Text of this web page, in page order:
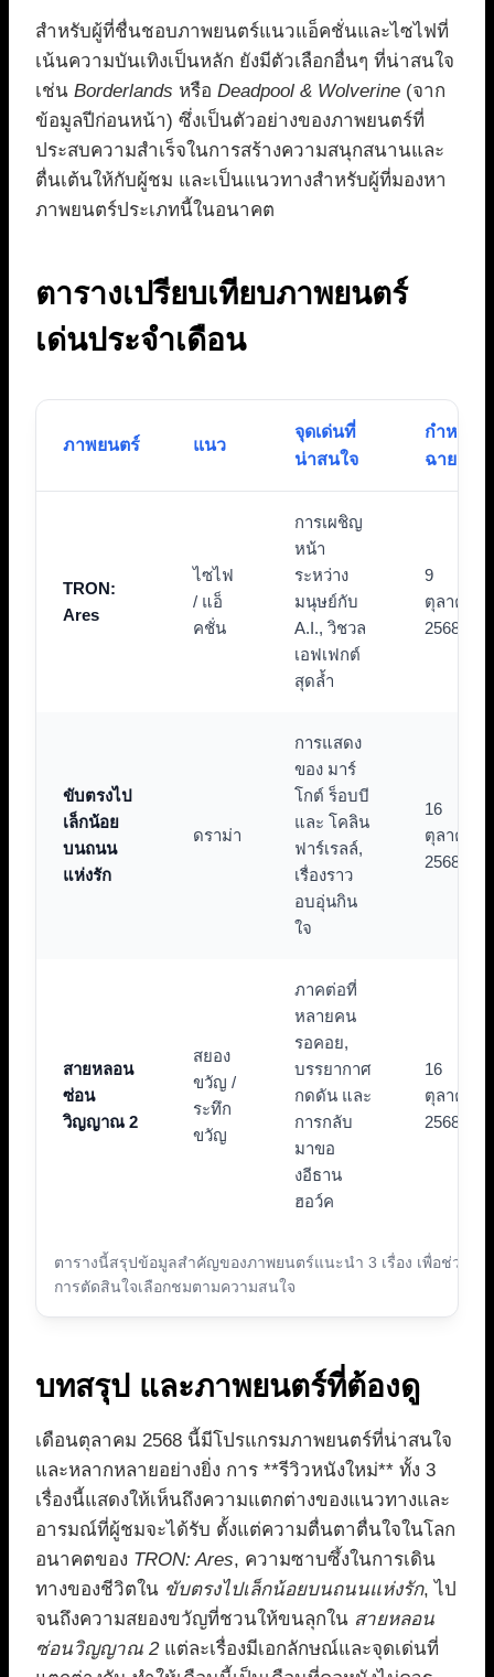
สำหรับผู้ที่ชื่นชอบภาพยนตร์แนวแอ็คชั่นและไซไฟที่
เน้นความบันเทิงเป็นหลัก ยังมีตัวเลือกอื่นๆ ที่น่าสนใจ
เช่น Borderlands หรือ Deadpool & Wolverine (จาก
ข้อมูลปีก่อนหน้า) ซึ่งเป็นตัวอย่างของภาพยนตร์ที่
ประสบความสำเร็จในการสร้างความสนุกสนานและ
ตื่นเต้นให้กับผู้ชม และเป็นแนวทางสำหรับผู้ที่มองหา
ภาพยนตร์ประเภทนี้ในอนาคต
ตารางเปรียบเทียบภาพยนตร์
เด่นประจำเดือน
ตารางนี้สรุปข้อมูลสำคัญของภาพยนตร์แนะนำ 3 เรื่อง เพื่อช่วยใน
การตัดสินใจเลือกชมตามความสนใจ
ภาพยนตร์ แนว
จุดเด่นที่
น่าสนใจ
กำหนด
ฉาย
TRON:
Ares
ไซไฟ
/ แอ็
คชั่น
การเผชิญ
หน้า
ระหว่าง
มนุษย์กับ
A.I., วิชวล
เอฟเฟกต์
สุดล้ำ
9
ตุลาคม
2568
ขับตรงไป
เล็กน้อย
บนถนน
แห่งรัก
ดราม่า
การแสดง
ของ มาร์
โกต์ ร็อบบี
และ โคลิน
ฟาร์เรลล์,
เรื่องราว
อบอุ่นกิน
ใจ
16
ตุลาคม
2568
สายหลอน
ซ่อน
วิญญาณ 2
สยอง
ขวัญ /
ระทึก
ขวัญ
ภาคต่อที่
หลายคน
รอคอย,
บรรยากาศ
กดดัน และ
การกลับ
มาขอ
งอีธาน
ฮอว์ค
16
ตุลาคม
2568
บทสรุป และภาพยนตร์ที่ต้องดู
เดือนตุลาคม 2568 นี้มีโปรแกรมภาพยนตร์ที่น่าสนใจ
และหลากหลายอย่างยิ่ง การ **รีวิวหนังใหม่** ทั้ง 3
เรื่องนี้แสดงให้เห็นถึงความแตกต่างของแนวทางและ
อารมณ์ที่ผู้ชมจะได้รับ ตั้งแต่ความตื่นตาตื่นใจในโลก
อนาคตของ TRON: Ares, ความซาบซึ้งในการเดิน
ทางของชีวิตใน ขับตรงไปเล็กน้อยบนถนนแห่งรัก, ไป
จนถึงความสยองขวัญที่ชวนให้ขนลุกใน สายหลอน
ซ่อนวิญญาณ 2แต่ละเรื่องมีเอกลักษณ์และจุดเด่นที่